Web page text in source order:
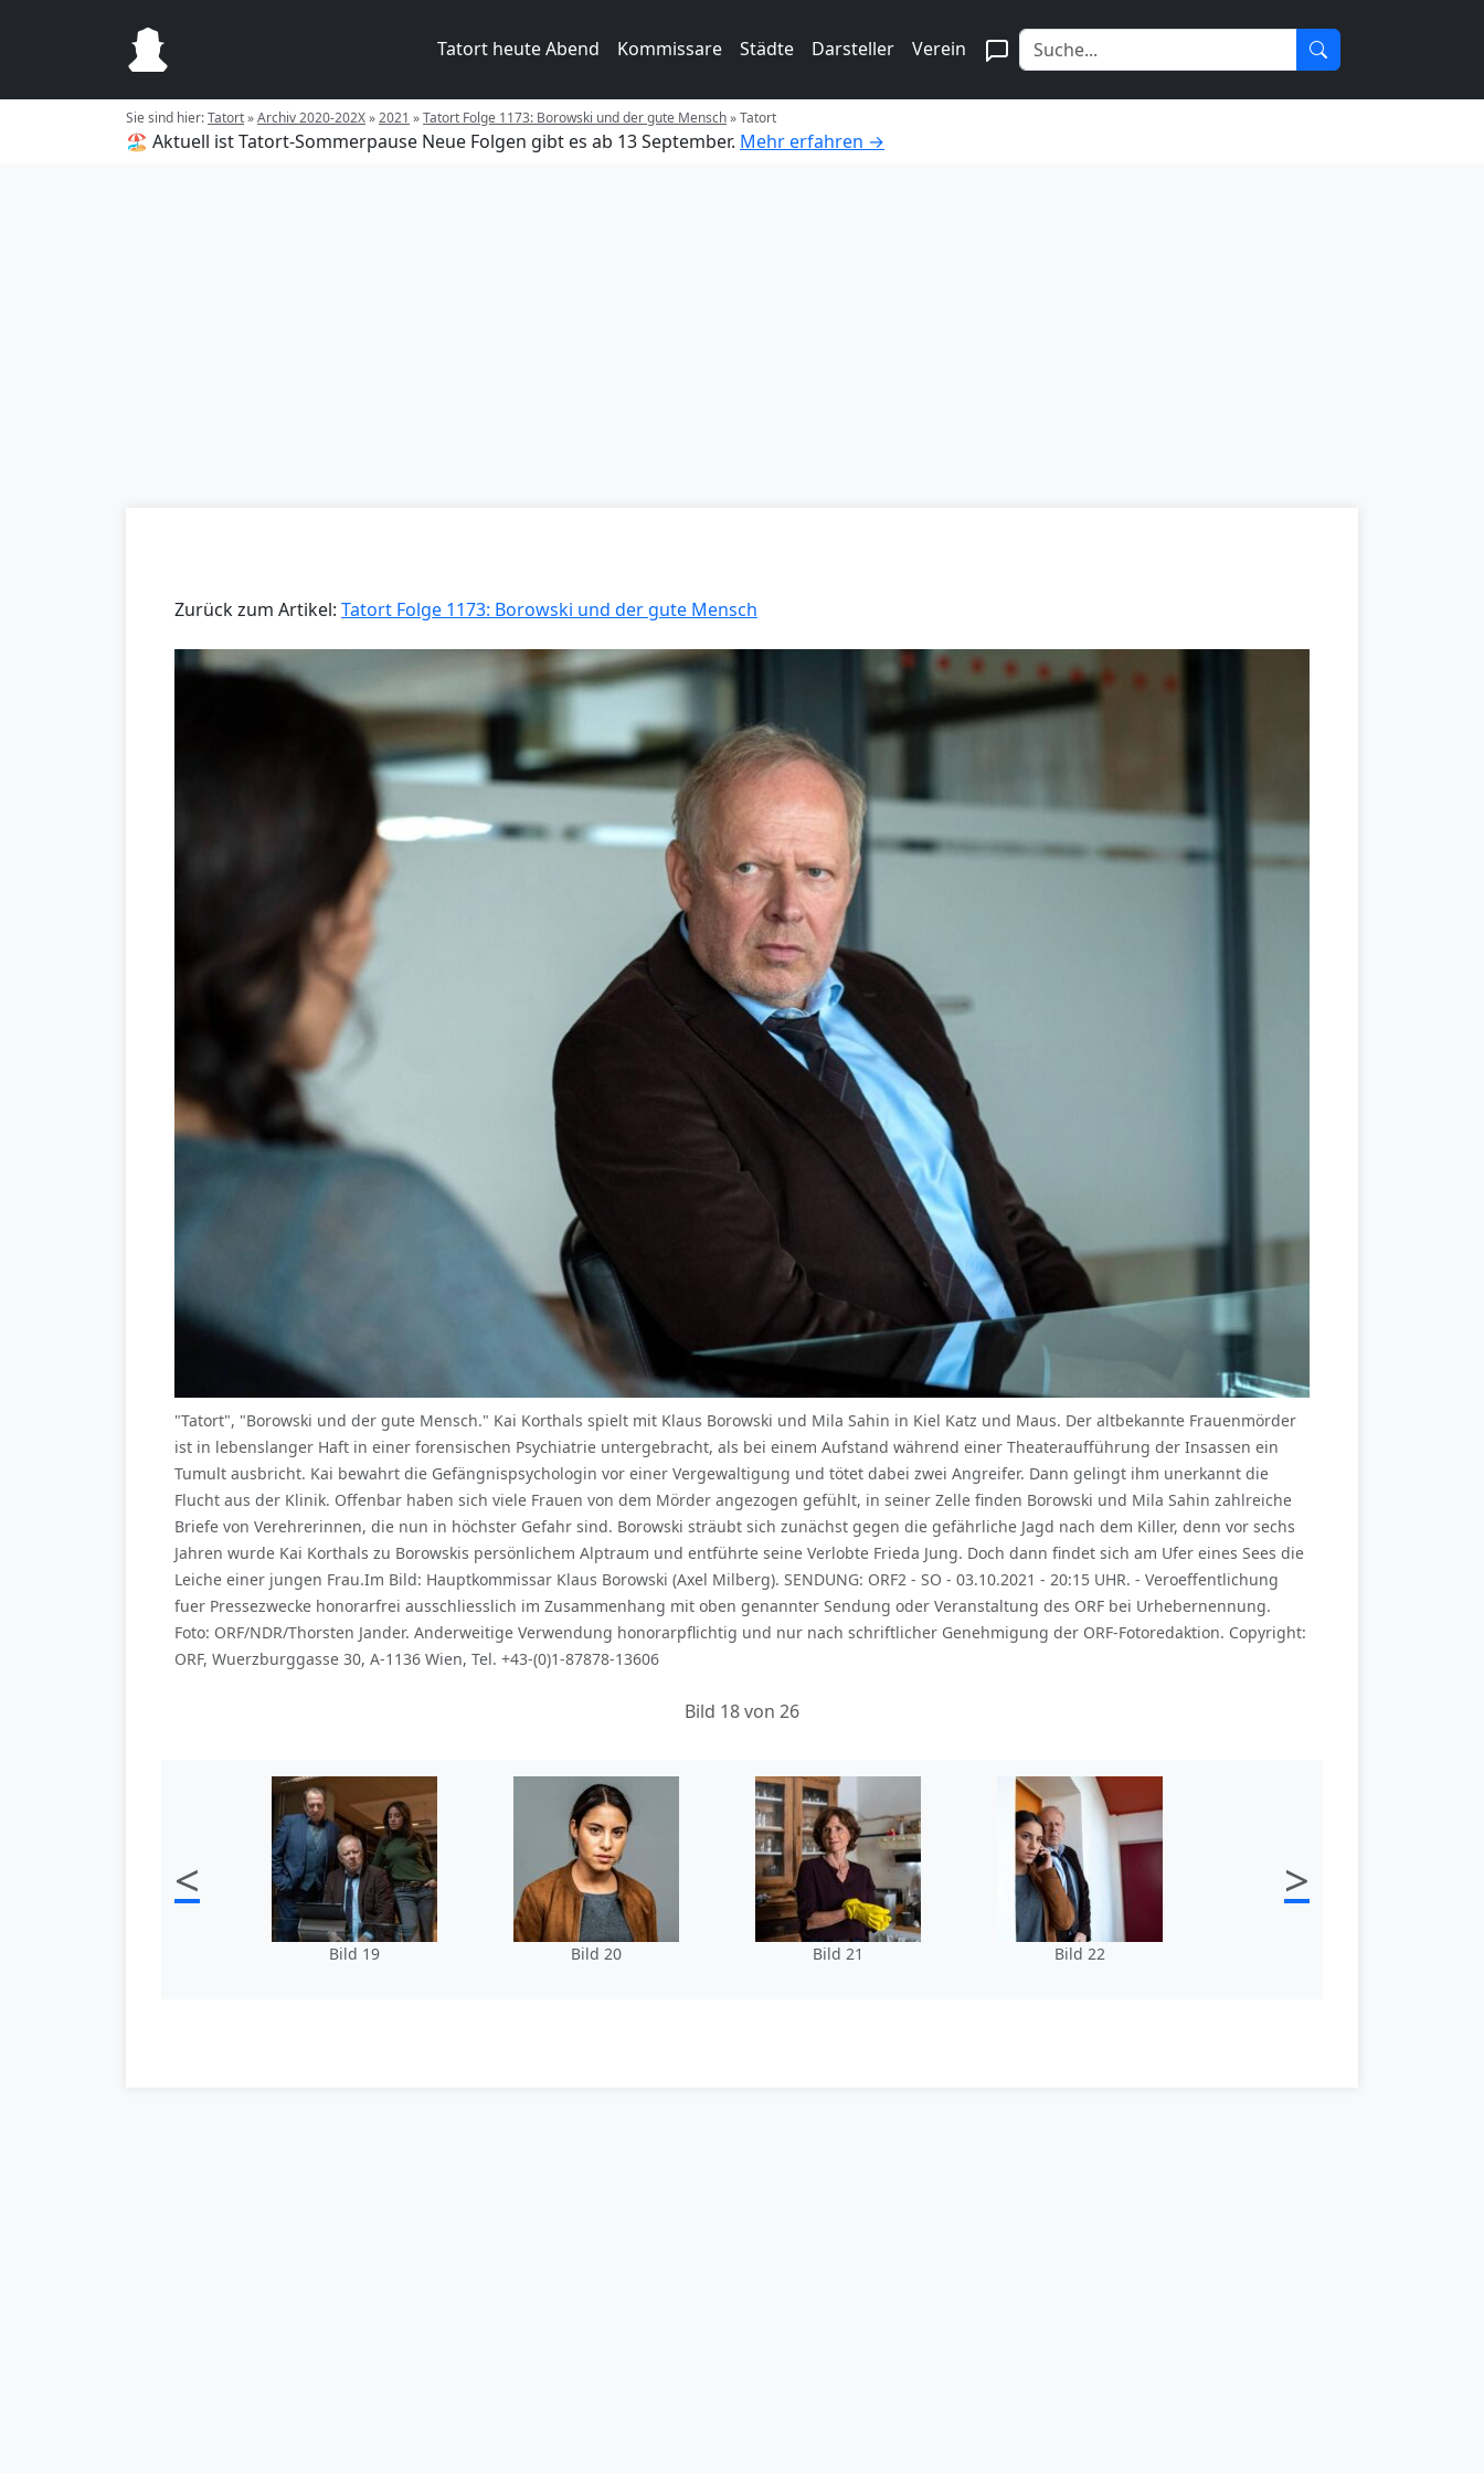
Tatort heute Abend Kommissare Städte Darsteller Verein
Sie sind hier:Tatort»Archiv 2020-202X»2021 »Tatort Folge 1173: Borowski und der gute Mensch»Tatort
🏖️ Aktuell ist Tatort-Sommerpause Neue Folgen gibt es ab 13 September. Mehr erfahren →
Zurück zum Artikel: Tatort Folge 1173: Borowski und der gute Mensch
"Tatort", "Borowski und der gute Mensch." Kai Korthals spielt mit Klaus Borowski und Mila Sahin in Kiel Katz und Maus. Der altbekannte Frauenmörder
ist in lebenslanger Haft in einer forensischen Psychiatrie untergebracht, als bei einem Aufstand während einer Theateraufführung der Insassen ein
Tumult ausbricht. Kai bewahrt die Gefängnispsychologin vor einer Vergewaltigung und tötet dabei zwei Angreifer. Dann gelingt ihm unerkannt die
Flucht aus der Klinik. Offenbar haben sich viele Frauen von dem Mörder angezogen gefühlt, in seiner Zelle finden Borowski und Mila Sahin zahlreiche
Briefe von Verehrerinnen, die nun in höchster Gefahr sind. Borowski sträubt sich zunächst gegen die gefährliche Jagd nach dem Killer, denn vor sechs
Jahren wurde Kai Korthals zu Borowskis persönlichem Alptraum und entführte seine Verlobte Frieda Jung. Doch dann findet sich am Ufer eines Sees die
Leiche einer jungen Frau.Im Bild: Hauptkommissar Klaus Borowski (Axel Milberg). SENDUNG: ORF2 - SO - 03.10.2021 - 20:15 UHR. - Veroeffentlichung
fuer Pressezwecke honorarfrei ausschliesslich im Zusammenhang mit oben genannter Sendung oder Veranstaltung des ORF bei Urhebernennung.
Foto: ORF/NDR/Thorsten Jander. Anderweitige Verwendung honorarpflichtig und nur nach schriftlicher Genehmigung der ORF-Fotoredaktion. Copyright:
ORF, Wuerzburggasse 30, A-1136 Wien, Tel. +43-(0)1-87878-13606
Bild 18 von 26
<
Bild 19 Bild 20 Bild 21 Bild 22
>